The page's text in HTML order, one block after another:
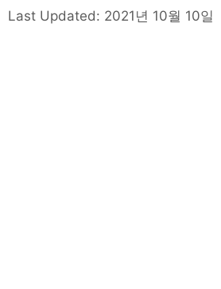
너Last Updated: 2021년 10월 10일